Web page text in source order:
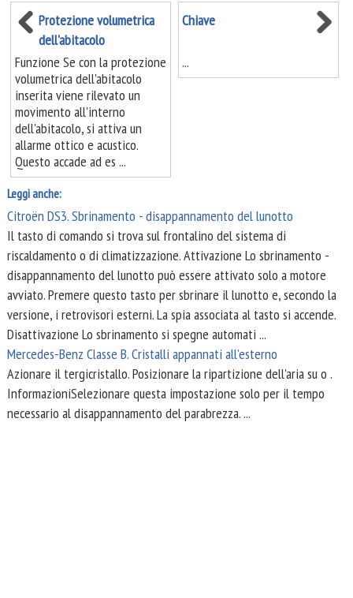
Protezione volumetrica
dell'abitacolo
Funzione Se con la protezione
volumetrica dell'abitacolo
inserita viene rilevato un
movimento all'interno
dell'abitacolo, si attiva un
allarme ottico e acustico.
Questo accade ad es ...
Chiave
...
Leggi anche:
Citroën DS3. Sbrinamento - disappannamento del lunotto
Il tasto di comando si trova sul frontalino del sistema di
riscaldamento o di climatizzazione. Attivazione Lo sbrinamento -
disappannamento del lunotto può essere attivato solo a motore
avviato. Premere questo tasto per sbrinare il lunotto e, secondo la
versione, i retrovisori esterni. La spia associata al tasto si accende.
Disattivazione Lo sbrinamento si spegne automati ...
Mercedes-Benz Classe B. Cristalli appannati all'esterno
Azionare il tergicristallo. Posizionare la ripartizione dell'aria su o .
InformazioniSelezionare questa impostazione solo per il tempo
necessario al disappannamento del parabrezza. ...